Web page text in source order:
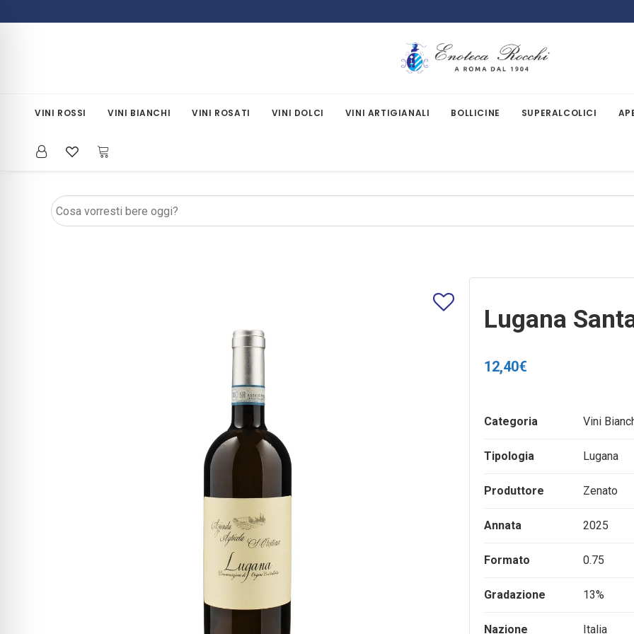
VINI ROSSI VINI BIANCHI VINI ROSATI VINI DOLCI VINI ARTIGIANALI BOLLICINE SUPERALCOLICI
Lugana
12,40€
Categoria Vini
Tipologia Lugana
Produttore Zenato
Annata 2025
Formato 0.75
Gradazione 13%
Nazione Italia